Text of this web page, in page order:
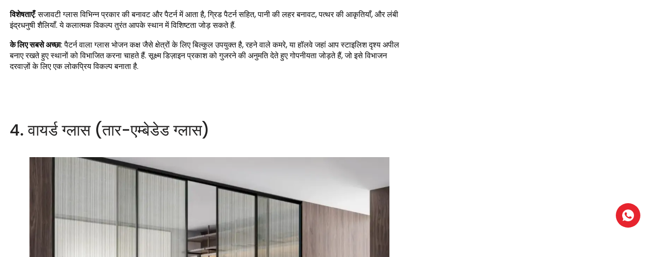
विशेषताएँ: सजावटी ग्लास विभिन्न प्रकार की बनावट और पैटर्न में आता है, ग्रिड पैटर्न सहित, पानी की लहर बनावट, पत्थर की आकृतियाँ, और लंबी
इंद्रधनुषी शैलियाँ. ये कलात्मक विकल्प तुरंत आपके स्थान में विशिष्टता जोड़ सकते हैं.
के लिए सबसे अच्छा: पैटर्न वाला ग्लास भोजन कक्ष जैसे क्षेत्रों के लिए बिल्कुल उपयुक्त है, रहने वाले कमरे, या हॉलवे जहां आप स्टाइलिश दृश्य अपील
बनाए रखते हुए स्थानों को विभाजित करना चाहते हैं. सूक्ष्म डिज़ाइन प्रकाश को गुजरने की अनुमति देते हुए गोपनीयता जोड़ते हैं, जो इसे विभाजन
दरवाज़ों के लिए एक लोकप्रिय विकल्प बनाता है.
4. वायर्ड ग्लास (तार-एम्बेडेड ग्लास)